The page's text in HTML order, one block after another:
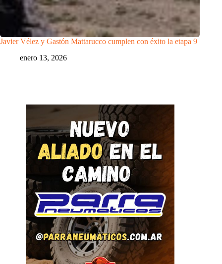
Javier Vélez y Gastón Mattarucco cumplen con éxito la etapa 9
enero 13, 2026